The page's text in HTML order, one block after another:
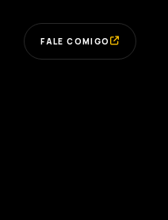
FALE COMIGO